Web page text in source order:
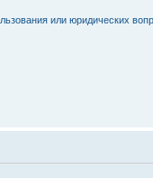
или юридических